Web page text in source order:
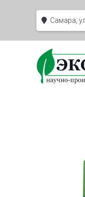
Самара,